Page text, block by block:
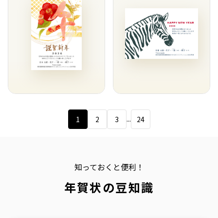
1 2 3 ... 24
知っておくと便利！
年賀状の豆知識